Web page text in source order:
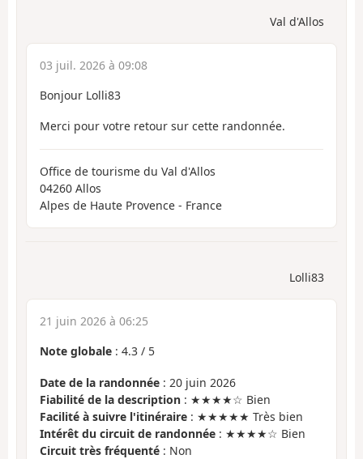
Val d'Allos
03 juil. 2026 à 09:08
Bonjour Lolli83
Merci pour votre retour sur cette randonnée.
Office de tourisme du Val d'Allos
04260 Allos
Alpes de Haute Provence - France
Lolli83
21 juin 2026 à 06:25
Note globale : 4.3 / 5
Date de la randonnée : 20 juin 2026
Fiabilité de la description : ★★★★☆ Bien
Facilité à suivre l'itinéraire : ★★★★★ Très bien
Intérêt du circuit de randonnée : ★★★★☆ Bien
Circuit très fréquenté : Non